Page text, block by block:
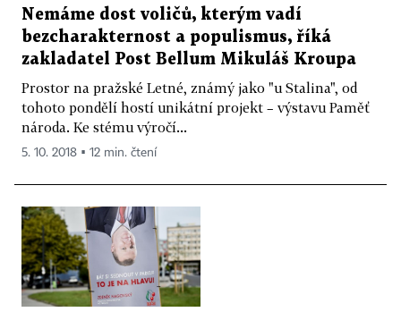
Nemáme dost voličů, kterým vadí
bezcharakternost a populismus, říká
zakladatel Post Bellum Mikuláš Kroupa
Prostor na pražské Letné, známý jako "u Stalina", od
tohoto pondělí hostí unikátní projekt – výstavu Paměť
národa. Ke stému výročí...
5. 10. 2018 ▪ 12 min. čtení